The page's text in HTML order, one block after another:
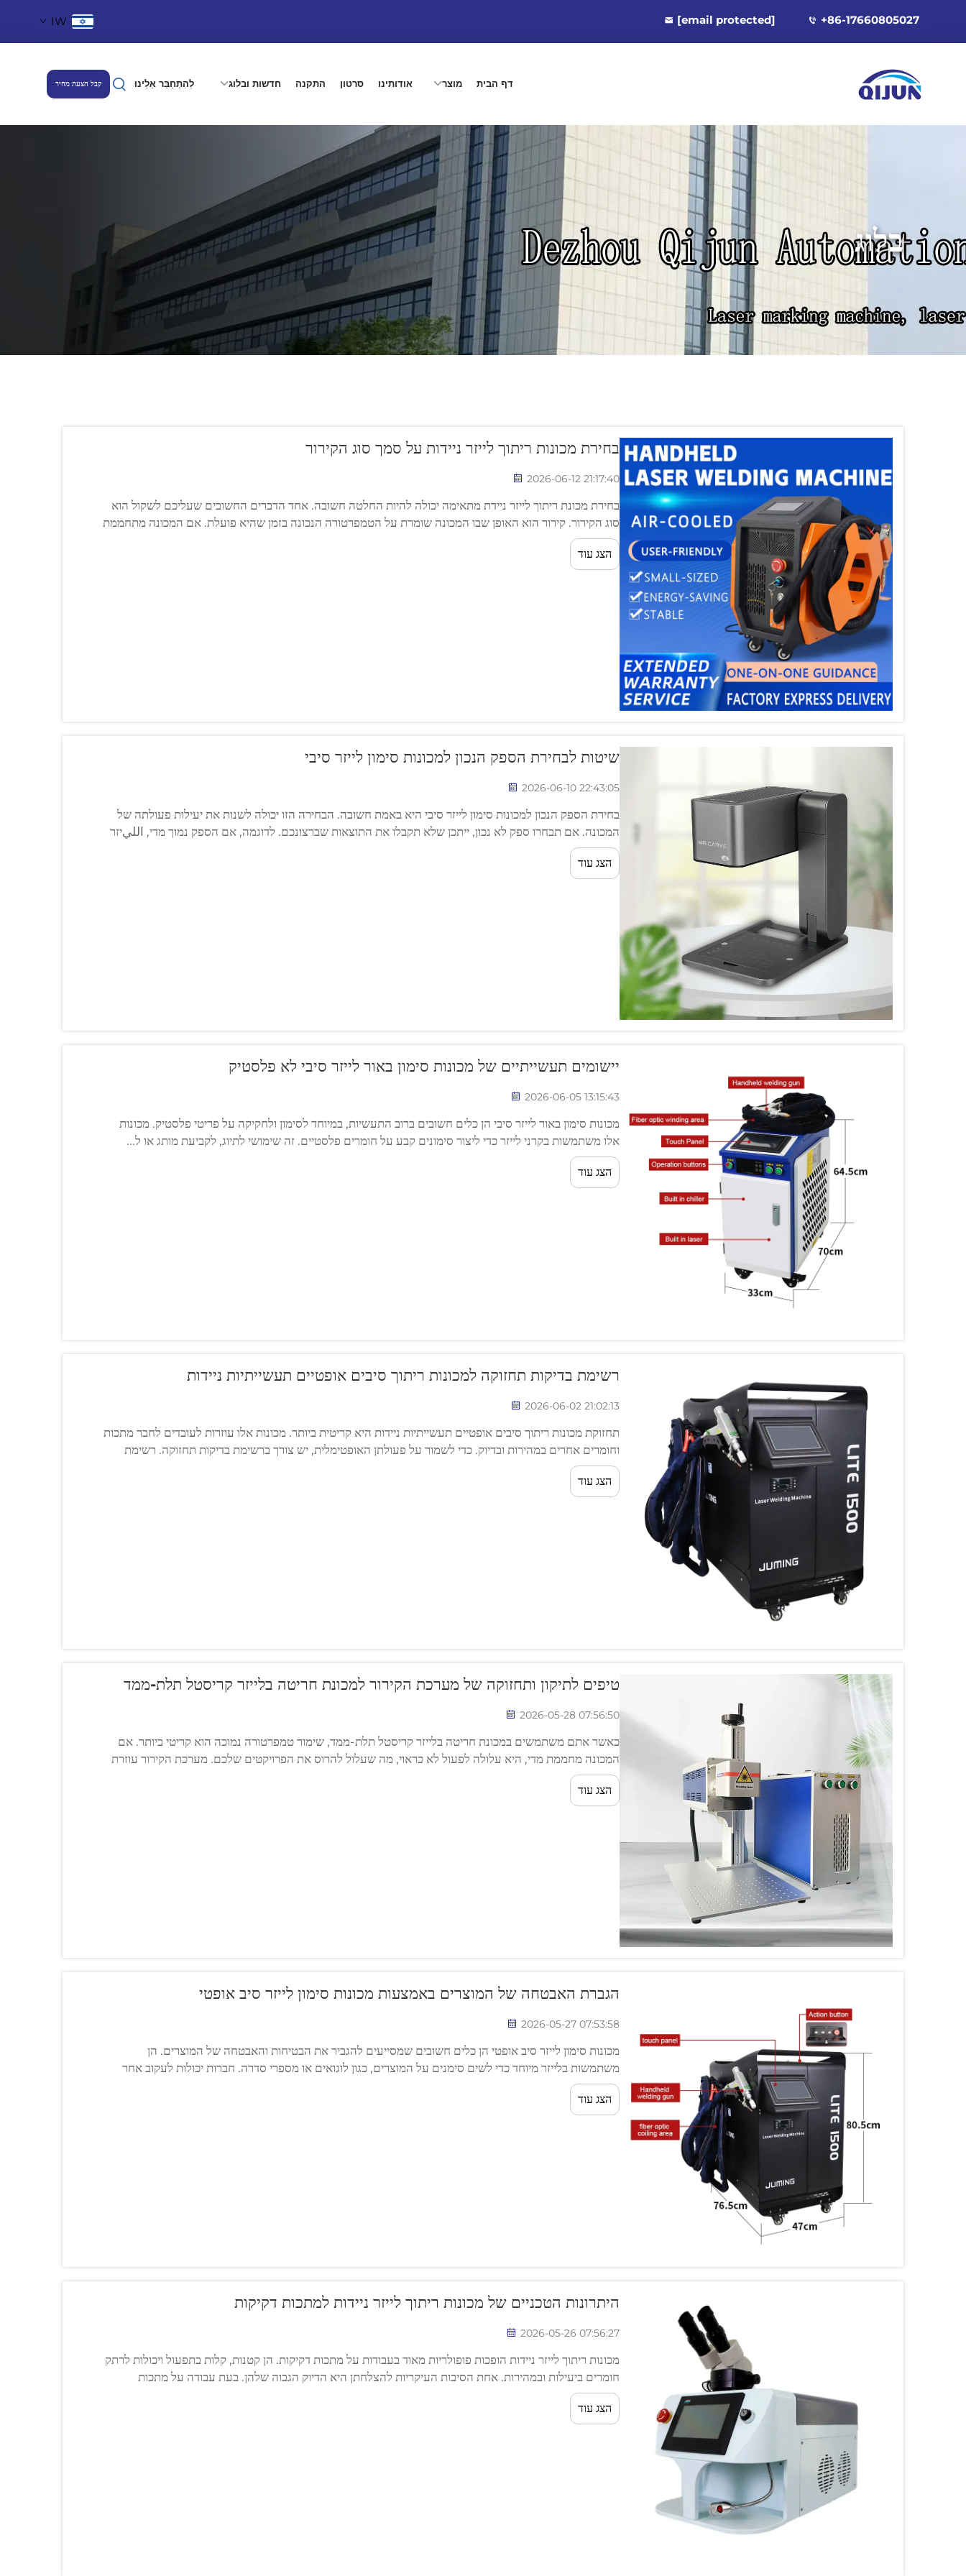
+86-17660805027
[email protected]
IW
דף הבית מוצר אודותינו סרטון התקנה חדשות ובלוג לְהִתְחַבֵּר אֵלֵינוּ קבל הצעת מחיר
בלוג
בחירת מכונות ריתוך לייזר ניידות על סמך סוג הקירור
2026-06-12 21:17:40
בחירת מכונת ריתוך לייזר ניידת מתאימה יכולה להיות החלטה חשובה. אחד הדברים החשובים שעליכם לשקול הוא
סוג הקירור. קירור הוא האופן שבו המכונה שומרת על הטמפרטורה הנכונה בזמן שהיא פועלת. אם המכונה מתחממת
מדי, היא עלולה להפסיק לפעול כראוי ואף לשבור...
הצג עוד
שיטות לבחירת הספק הנכון למכונות סימון לייזר סיבי
2026-06-10 22:43:05
בחירת הספק הנכון למכונות סימון לייזר סיבי היא באמת חשובה. הבחירה הזו יכולה לשנות את יעילות פעולתה של
המכונה. אם תבחרו ספק לא נכון, ייתכן שלא תקבלו את התוצאות שברצונכם. לדוגמה, אם הספק נמוך מדי, الليיזר
עלול לא לסמן...
הצג עוד
יישומים תעשייתיים של מכונות סימון באור לייזר סיבי לא פלסטיק
2026-06-05 13:15:43
מכונות סימון באור לייזר סיבי הן כלים חשובים ברוב התעשיות, במיוחד לסימון ולחקיקה על פריטי פלסטיק. מכונות
אלו משתמשות בקרני לייזר כדי ליצור סימונים קבע על חומרים פלסטיים. זה שימושי לתיוג, לקביעת מותג או ל...
הצג עוד
רשימת בדיקות תחזוקה למכונות ריתוך סיבים אופטיים תעשייתיות ניידות
2026-06-02 21:02:13
תחזוקת מכונות ריתוך סיבים אופטיים תעשייתיות ניידות היא קריטית ביותר. מכונות אלו עוזרות לעובדים לחבר מתכות
וחומרים אחרים במהירות ובדיוק. כדי לשמור על פעולתן האופטימלית, יש צורך ברשימת בדיקות תחזוקה. רשימת
הבדיקות הזו מבטיחה שכולה...
הצג עוד
טיפים לתיקון ותחזוקה של מערכת הקירור למכונת חריטה בלייזר קריסטל תלת-ממד
2026-05-28 07:56:50
כאשר אתם משתמשים במכונת חריטה בלייזר קריסטל תלת-ממד, שימור טמפרטורה נמוכה הוא קריטי ביותר. אם
המכונה מחממת מדי, היא עלולה לפעול לא כראוי, מה שעלול להרוס את הפרויקטים שלכם. מערכת הקירור עוזרת
לשמור על פעילות חלקה של כל המרכיבים. חום מופרז עלול לגרום לבעיות כגון חריטת מעורפלת...
הצג עוד
הגברת האבטחה של המוצרים באמצעות מכונות סימון לייזר סיב אופטי
2026-05-27 07:53:58
מכונות סימון לייזר סיב אופטי הן כלים חשובים שמסייעים להגביר את הבטיחות והאבטחה של המוצרים. הן
משתמשות בלייזר מיוחד כדי לשים סימנים על המוצרים, כגון לוגואים או מספרי סדרה. חברות יכולות לעקוב אחר
המוצרים שלהן טוב יותר בעזרת המכונות האלה...
הצג עוד
היתרונות הטכניים של מכונות ריתוך לייזר ניידות למתכות דקיקות
2026-05-26 07:56:27
מכונות ריתוך לייזר ניידות הופכות פופולריות מאוד בעבודות על מתכות דקיקות. הן קטנות, קלות בתפעול ויכולות לרתק
חומרים ביעילות ובמהירות. אחת הסיבות העיקריות להצלחתן היא הדיוק הגבוה שלהן. בעת עבודה על מתכות
דקיקות, גם טעות זעירה יכולה לפגוע בפריט שבריתוק...
הצג עוד